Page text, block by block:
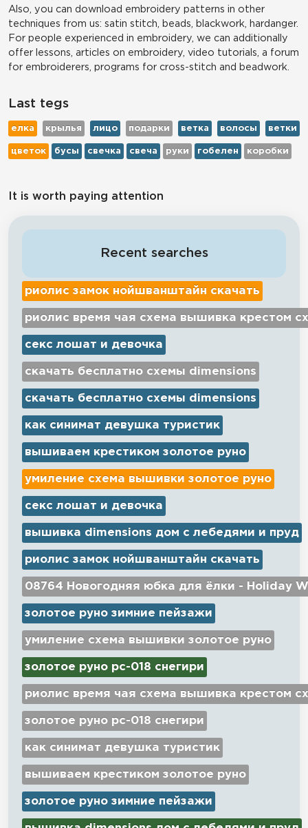
Also, you can download embroidery patterns in other
techniques from us: satin stitch, beads, blackwork, hardanger.
For people experienced in embroidery, we can additionally
offer lessons, articles on embroidery, video tutorials, a forum
for embroiderers, programs for cross-stitch and beadwork.
Last tegs
елка крылья лицо подарки ветка волосы ветки
цветок бусы свечка свеча руки гобелен коробки
It is worth paying attention
Recent searches
риолис замок нойшванштайн скачать
риолис время чая схема вышивка крестом
секс лошат и девочка
скачать бесплатно схемы dimensions
скачать бесплатно схемы dimensions
как синимат девушка туристик
вышиваем крестиком золотое руно
умиление схема вышивки золотое руно
секс лошат и девочка
вышивка dimensions дом с лебедями и пруд
риолис замок нойшванштайн скачать
08764 Новогодняя юбка для ёлки - Holiday
золотое руно зимние пейзажи
умиление схема вышивки золотое руно
золотое руно рс-018 снегири
риолис время чая схема вышивка крестом
золотое руно рс-018 снегири
как синимат девушка туристик
вышиваем крестиком золотое руно
золотое руно зимние пейзажи